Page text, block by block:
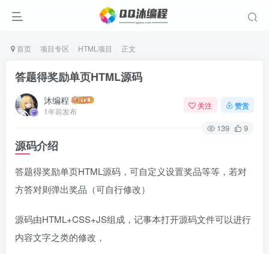
首页 项目专区 HTML项目 正文
答题得奖励单页HTML源码
沐编程
1年前发布
关注 赞赏
139 9
源码介绍
答题得奖励单页HTML源码，可自定义设置奖品等等，若对
方答对则弹出奖品（可自行修改）
源码由HTML+CSS+JS组成，记事本打开源码文件可以进行
内容文字之类的修改，